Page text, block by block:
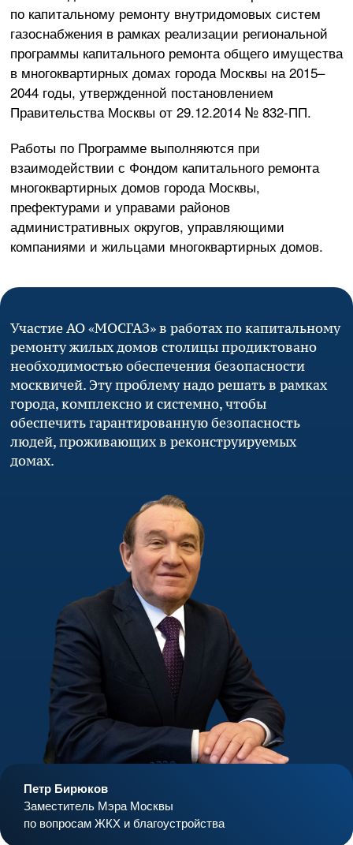
по капитальному ремонту внутридомовых систем
газоснабжения в рамках реализации региональной
программы капитального ремонта общего имущества
в многоквартирных домах города Москвы на 2015–
2044 годы, утвержденной постановлением
Правительства Москвы от 29.12.2014 № 832-ПП.
Работы по Программе выполняются при
взаимодействии с Фондом капитального ремонта
многоквартирных домов города Москвы,
префектурами и управами районов
административных округов, управляющими
компаниями и жильцами многоквартирных домов.
Петр Бирюков
Заместитель Мэра Москвы
по вопросам ЖКХ и благоустройства
Участие АО «МОСГАЗ» в работах по капитальному
ремонту жилых домов столицы продиктовано
необходимостью обеспечения безопасности
москвичей. Эту проблему надо решать в рамках
города, комплексно и системно, чтобы
обеспечить гарантированную безопасность
людей, проживающих в реконструируемых
домах.